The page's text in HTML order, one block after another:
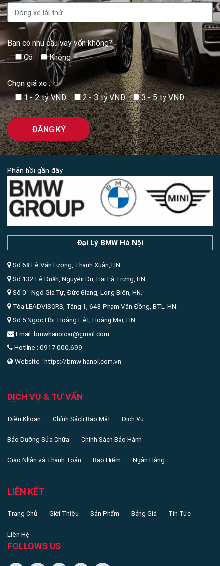
Bạn có nhu cầu vay vốn không?
Có
Không
Chọn giá xe :
1 - 2 tỷ VNĐ
2 - 3 tỷ VNĐ 3 - 5 tỷ VNĐ
Phản hồi gần đây
Đại Lý BMW Hà Nội
Số 68 Lê Văn Lương, Thanh Xuân, HN.
Số 132 Lê Duẩn, Nguyễn Du, Hai Bà Trưng, HN.
Số 01 Ngô Gia Tự, Đức Giang, Long Biên, HN.
Tòa LEADVISORS, Tầng 1, 643 Phạm Văn Đồng, BTL, HN.
Số 5 Ngọc Hồi, Hoàng Liệt, Hoàng Mai, HN.
Email: bmwhanoicar@gmail.com
Hotline : 0917.000.699
Website : https://bmw-hanoi.com.vn
DỊCH VỤ & TƯ VẤN
Điều Khoản Chính Sách Bảo Mật Dịch Vụ
Bảo Dưỡng Sửa Chữa Chính Sách Bảo Hành
Giao Nhận và Thanh Toán Bảo Hiểm Ngân Hàng
LIÊN KẾT
Trang Chủ Giới Thiệu Sản Phẩm Bảng Giá Tin Tức
Liên Hệ
FOLLOWS US